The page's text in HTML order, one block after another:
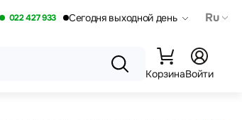
022 427 933 Сегодня выходной день Ru
КорзинаВойти